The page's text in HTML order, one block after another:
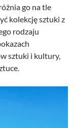
go na tle
kolekcję sztuki z
rodzaju
sztuki i kultury,